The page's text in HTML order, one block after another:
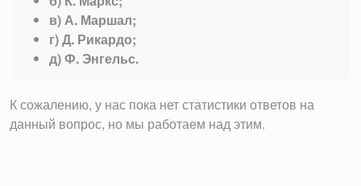
в) А. Маршал;
г) Д. Рикардо;
д) Ф. Энгельс.
К сожалению, у нас пока нет статистики ответов на
данный вопрос, но мы работаем над этим.